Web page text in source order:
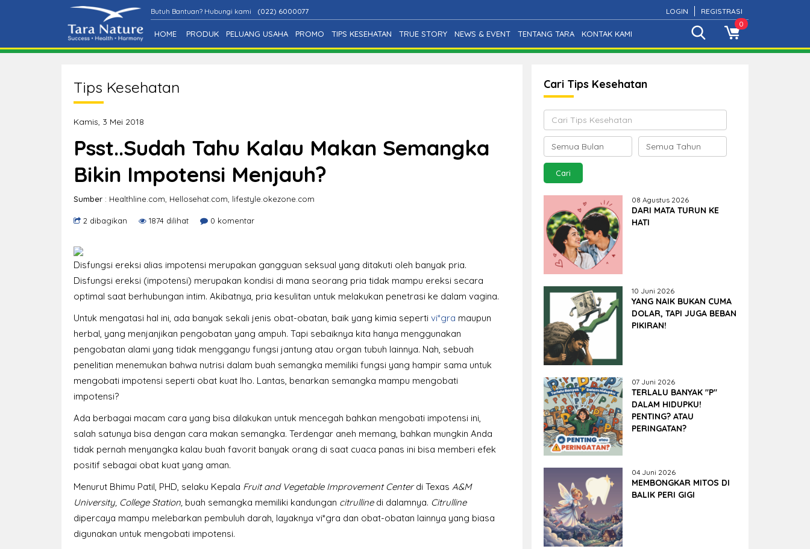
Butuh Bantuan? Hubungi kami (022) 6000077 REGISTRASI
LOGIN
HOME PRODUK PELUANG USAHA PROMO TIPS KESEHATAN TRUE STORY NEWS & EVENT TENTANG TARA KONTAK KAMI
0
Tips Kesehatan
Kamis, 3 Mei 2018
Psst..Sudah Tahu Kalau Makan Semangka
Bikin Impotensi Menjauh?
Sumber : Healthline.com, Hellosehat.com, lifestyle.okezone.com
2 dibagikan 1874 dilihat 0 komentar
Disfungsi ereksi alias impotensi merupakan gangguan seksual yang ditakuti oleh banyak pria.
Disfungsi ereksi (impotensi) merupakan kondisi di mana seorang pria tidak mampu ereksi secara
optimal saat berhubungan intim. Akibatnya, pria kesulitan untuk melakukan penetrasi ke dalam vagina.
Untuk mengatasi hal ini, ada banyak sekali jenis obat-obatan, baik yang kimia seperti vi*gra maupun
herbal, yang menjanjikan pengobatan yang ampuh. Tapi sebaiknya kita hanya menggunakan
pengobatan alami yang tidak menggangu fungsi jantung atau organ tubuh lainnya. Nah, sebuah
penelitian menemukan bahwa nutrisi dalam buah semangka memiliki fungsi yang hampir sama untuk
mengobati impotensi seperti obat kuat lho. Lantas, benarkan semangka mampu mengobati
impotensi?
Ada berbagai macam cara yang bisa dilakukan untuk mencegah bahkan mengobati impotensi ini,
salah satunya bisa dengan cara makan semangka. Terdengar aneh memang, bahkan mungkin Anda
tidak pernah menyangka kalau buah favorit banyak orang di saat cuaca panas ini bisa memberi efek
positif sebagai obat kuat yang aman.
Menurut Bhimu Patil, PHD, selaku Kepala Fruit and Vegetable Improvement Centerdi Texas A&M
University, College Station, buah semangka memiliki kandungan citrullinedi dalamnya. Citrulline
dipercaya mampu melebarkan pembuluh darah, layaknya vi*gra dan obat-obatan lainnya yang biasa
digunakan untuk mengobati impotensi.
Cari Tips Kesehatan
08 Agustus 2026
DARI MATA TURUN KE
HATI
10 Juni 2026
YANG NAIK BUKAN CUMA
DOLAR, TAPI JUGA BEBAN
PIKIRAN!
07 Juni 2026
TERLALU BANYAK "P"
DALAM HIDUPKU!
PENTING? ATAU
PERINGATAN?
04 Juni 2026
MEMBONGKAR MITOS DI
BALIK PERI GIGI